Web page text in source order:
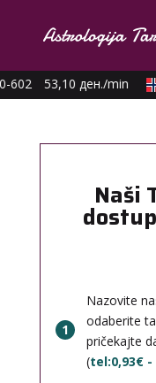
53,10 ден./min
Naši
1
Nazovite
odaberite
pričekajte
(tel:0,93€ -